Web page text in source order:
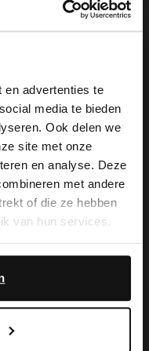
en advertenties te
media te bieden
Ook delen we
site met onze
en analyse. Deze
met andere
of die ze hebben
van hun services.
der Marke
mit Glattleder-
eine 5 cm
empfehlen
×
Dutch. Would